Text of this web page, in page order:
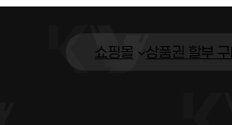
쇼핑몰 상품권 할부 구